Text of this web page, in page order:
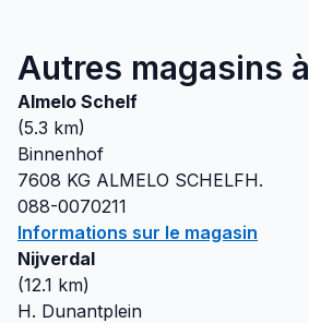
Autres magasins
Almelo Schelf
(5.3 km)
Binnenhof
7608 KG ALMELO SCHELFH.
088-0070211
Informations sur le magasin
Nijverdal
(12.1 km)
H. Dunantplein